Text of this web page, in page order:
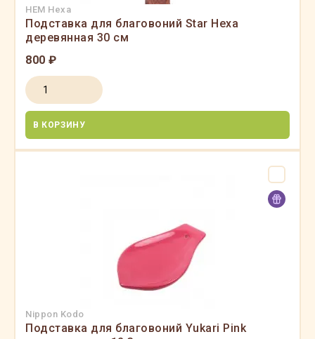
HEM Hexa
Подставка для благовоний Star Hexa
деревянная 30 см
800 ₽
В КОРЗИНУ
Nippon Kodo
Подставка для благовоний Yukari Pink